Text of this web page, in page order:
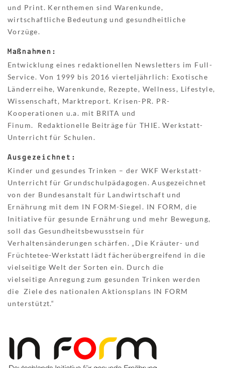
und Print. Kernthemen sind Warenkunde,
wirtschaftliche Bedeutung und gesundheitliche
Vorzüge.
Maßnahmen:
Entwicklung eines redaktionellen Newsletters im Full-
Service. Von 1999 bis 2016 vierteljährlich: Exotische
Länderreihe, Warenkunde, Rezepte, Wellness, Lifestyle,
Wissenschaft, Marktreport. Krisen-PR. PR-
Kooperationen u.a. mit BRITA und
Finum. Redaktionelle Beiträge für THIE. Werkstatt-
Unterricht für Schulen.
Ausgezeichnet:
Kinder und gesundes Trinken – der WKF Werkstatt-
Unterricht für Grundschulpädagogen. Ausgezeichnet
von der Bundesanstalt für Landwirtschaft und
Ernährung mit dem IN FORM-Siegel. IN FORM, die
Initiative für gesunde Ernährung und mehr Bewegung,
soll das Gesundheitsbewusstsein für
Verhaltensänderungen schärfen. „Die Kräuter- und
Früchtetee-Werkstatt lädt fächerübergreifend in die
vielseitige Welt der Sorten ein. Durch die
vielseitige Anregung zum gesunden Trinken werden
die Ziele des nationalen Aktionsplans IN FORM
unterstützt.“